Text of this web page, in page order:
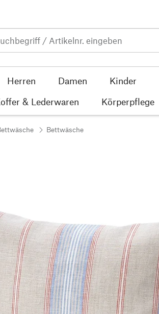
Herren Damen Kinder
& Lederwaren Körperpflege
Bettwäsche